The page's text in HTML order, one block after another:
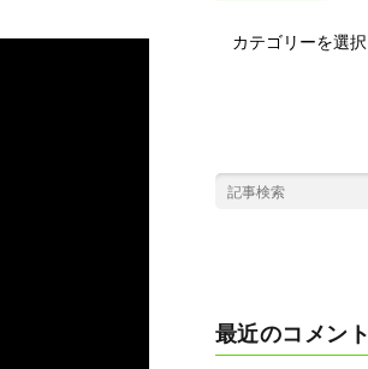
最近のコメント